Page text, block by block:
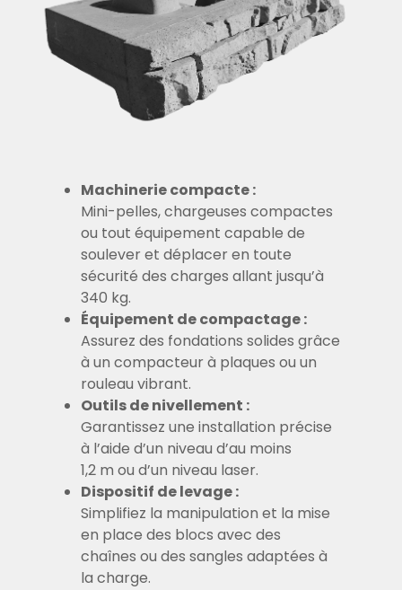
Machinerie compacte :
Mini-pelles, chargeuses compactes
ou tout équipement capable de
soulever et déplacer en toute
sécurité des charges allant jusqu’à
340 kg.
Équipement de compactage :
Assurez des fondations solides grâce
à un compacteur à plaques ou un
rouleau vibrant.
Outils de nivellement :
Garantissez une installation précise
à l’aide d’un niveau d’au moins
1,2 m ou d’un niveau laser.
Dispositif de levage :
Simplifiez la manipulation et la mise
en place des blocs avec des
chaînes ou des sangles adaptées à
la charge.